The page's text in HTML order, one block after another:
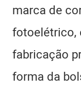
marca de
fotoelétrico,
fabricação
forma da